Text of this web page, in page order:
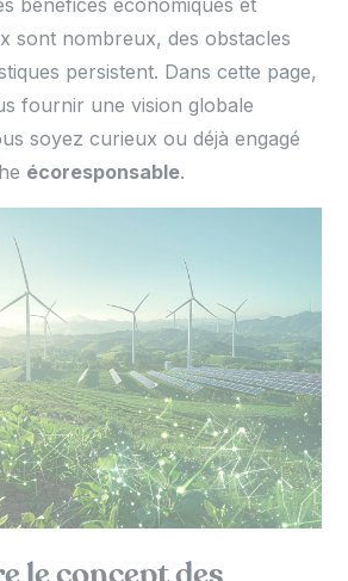
bénéfices économiques et
sont nombreux, des obstacles
persistent. Dans cette page,
fournir une vision globale
soyez curieux ou déjà engagé
écoresponsable.